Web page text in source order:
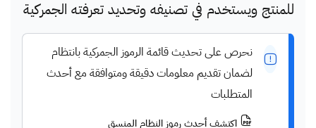
للمنتج ويستخدم في تصنيفه وتحديد تعرفته الجمركية
نحرص على تحديث قائمة الرموز الجمركية بانتظام
لضمان تقديم معلومات دقيقة ومتوافقة مع أحدث
المتطلبات
اكتشف أحدث رموز النظام المنسق